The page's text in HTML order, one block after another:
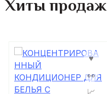
Хиты продаж